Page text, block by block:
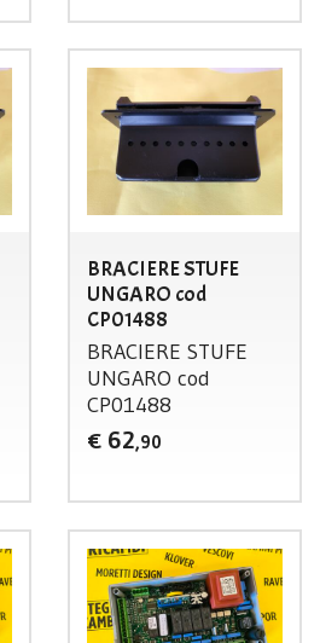
BRACIERE STUFE
UNGARO cod
CP01488
BRACIERE STUFE
UNGARO cod
CP01488
€ 62,90